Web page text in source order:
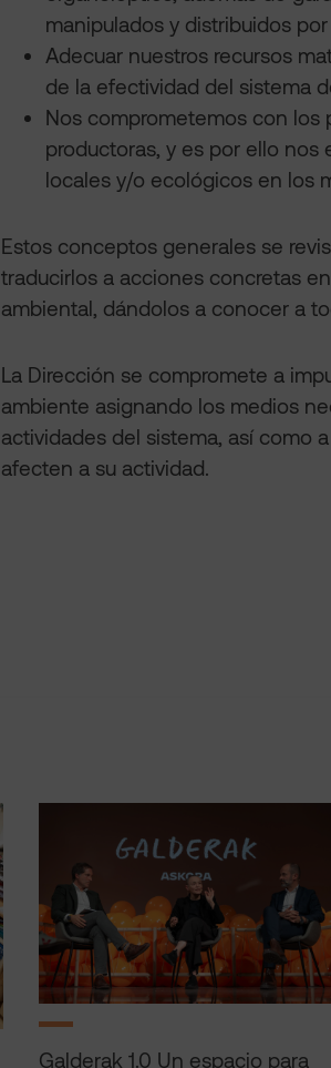
manipulados y distribuidos
Adecuar nuestros recursos
de la efectividad del sistema
Nos comprometemos con los
productoras, y es por ello nos
locales y/o ecológicos en los
Estos conceptos generales se
traducirlos a acciones concretas
ambiental, dándolos a conocer a
La Dirección se compromete a
ambiente asignando los medios
actividades del sistema, así como
afecten a su actividad.
Gerente
Galderak 1.0 Un espacio para